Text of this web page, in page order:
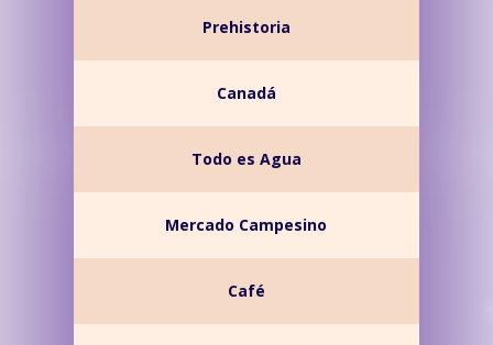
Prehistoria
Canadá
Todo es Agua
Mercado Campesino
Café